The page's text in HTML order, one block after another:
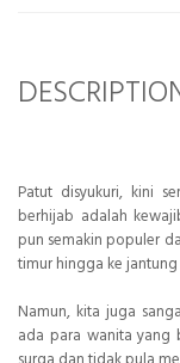
Patut disyukuri, kini
berhijab adalah
pun semakin populer
timur hingga ke
Namun, kita juga
ada para wanita yang